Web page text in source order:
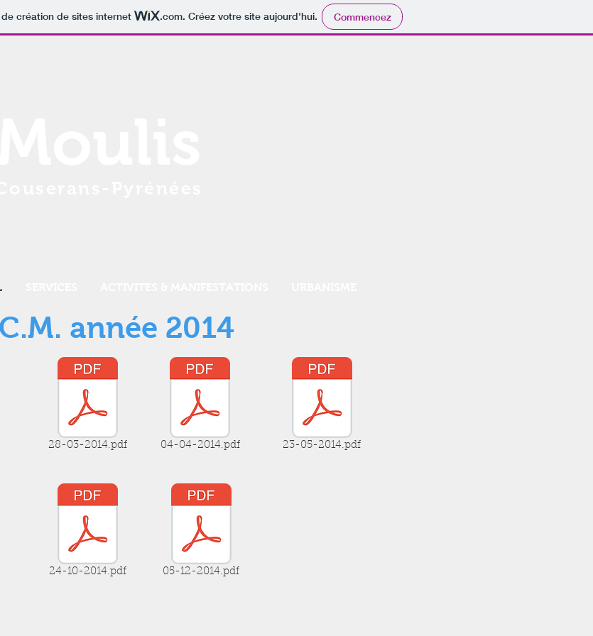
création de sites internet .com. Créez votre site aujourd'hui. Commencez
C.M. année 2014
28-03-2014.pdf
24-10-2014.pdf
04-04-2014.pdf
05-12-2014.pdf
23-05-2014.pdf